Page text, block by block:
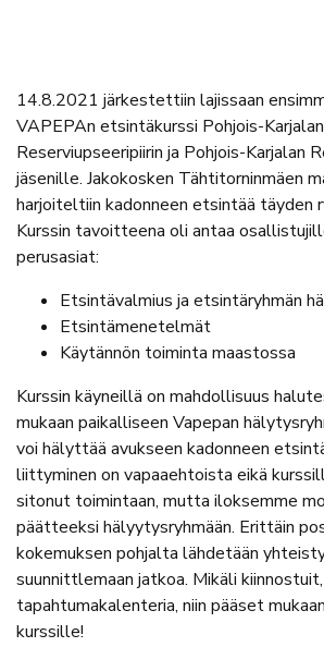
14.8.2021 järkestettiin lajissaan
VAPEPAn etsintäkurssi Pohjois-Karjalan
Reserviupseeripiirin ja Pohjois-Karjalan
jäsenille. Jakokosken Tähtitorninmäen
harjoiteltiin kadonneen etsintää täyden
Kurssin tavoitteena oli antaa
perusasiat:
Etsintävalmius ja etsintäryhmän
Etsintämenetelmät
Käytännön toiminta maastossa
Kurssin käyneillä on mahdollisuus
mukaan paikalliseen Vapepan
voi hälyttää avukseen kadonneen
liittyminen on vapaaehtoista eikä
sitonut toimintaan, mutta iloksemme
päätteeksi hälyytysryhmään. Erittäin
kokemuksen pohjalta lähdetään
suunnittlemaan jatkoa. Mikäli
tapahtumakalenteria, niin pääset
kurssille!